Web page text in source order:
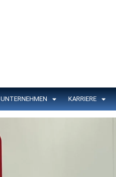
UNTERNEHMEN KARRIERE